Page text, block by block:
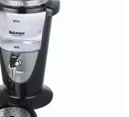
ساک و چمدان
پوشاک
پوشاک
ابزار آلات
نگهداری
همه دسته